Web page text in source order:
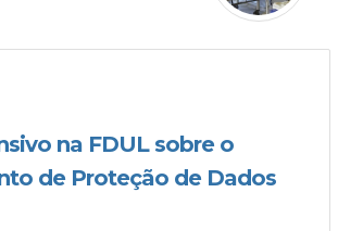
na FDUL sobre o
de Proteção de Dados